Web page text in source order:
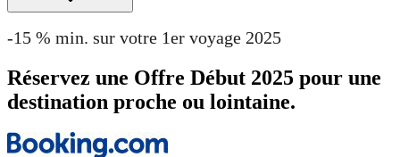
-15 % min. sur votre 1er voyage 2025
Réservez une Offre Début 2025 pour une
destination proche ou lointaine.